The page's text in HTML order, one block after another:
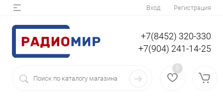
Вход Регистрация
+7(8452) 320-330
+7(904) 241-14-25
0